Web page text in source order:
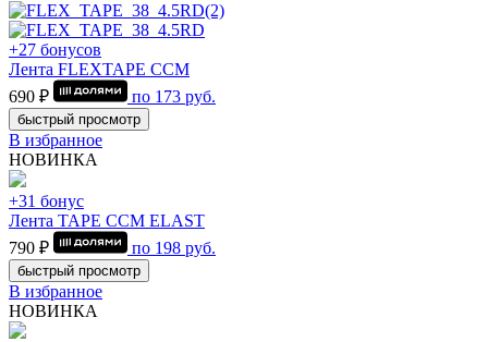
+27 бонусов
Лента FLEXTAPE CCM
690 ₽
по 173 руб.
быстрый просмотр
В избранное
НОВИНКА
+31 бонус
Лента TAPE CCM ELAST
790 ₽
по 198 руб.
быстрый просмотр
В избранное
НОВИНКА